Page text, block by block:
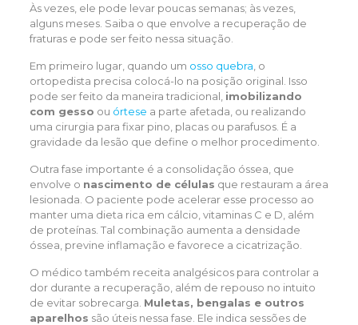
Às vezes, ele pode levar poucas semanas; às vezes,
alguns meses. Saiba o que envolve a recuperação de
fraturas e pode ser feito nessa situação.
Em primeiro lugar, quando um osso quebra , o
ortopedista precisa colocá-lo na posição original. Isso
pode ser feito da maneira tradicional, imobilizando
com gesso ou órtese a parte afetada, ou realizando
uma cirurgia para fixar pino, placas ou parafusos. É a
gravidade da lesão que define o melhor procedimento.
Outra fase importante é a consolidação óssea, que
envolve o nascimento de células que restauram a área
lesionada. O paciente pode acelerar esse processo ao
manter uma dieta rica em cálcio, vitaminas C e D, além
de proteínas. Tal combinação aumenta a densidade
óssea, previne inflamação e favorece a cicatrização.
O médico também receita analgésicos para controlar a
dor durante a recuperação, além de repouso no intuito
de evitar sobrecarga. Muletas, bengalas e outros
aparelhos são úteis nessa fase. Ele indica sessões de